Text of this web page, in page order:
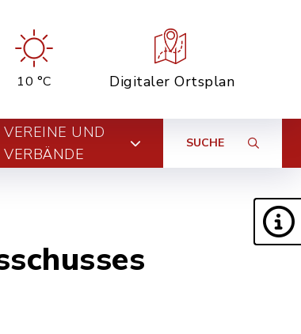
10 °C Digitaler Ortsplan
VEREINE UND
VERBÄNDE
SUCHE